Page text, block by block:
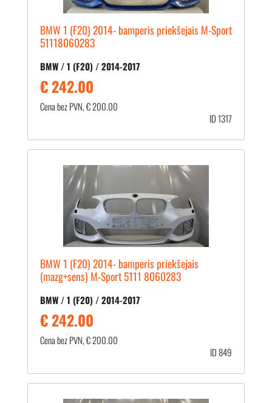
BMW 1 (F20) 2014- bamperis priekšejais M-Sport
51118060283
BMW / 1 (F20) / 2014-2017
€ 242.00
Cena bez PVN, € 200.00
ID 1317
BMW 1 (F20) 2014- bamperis priekšejais
(mazg+sens) M-Sport 5111 8060283
BMW / 1 (F20) / 2014-2017
€ 242.00
Cena bez PVN, € 200.00
ID 849